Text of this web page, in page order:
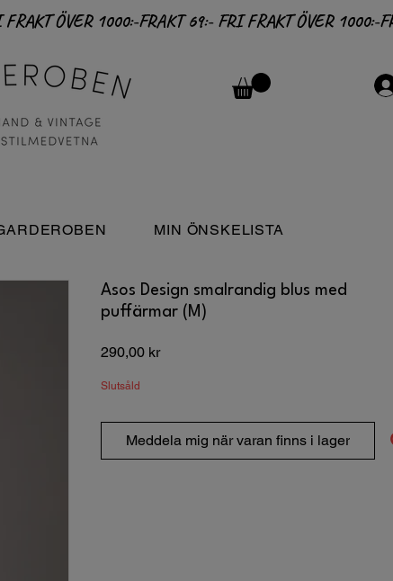
MIN ÖNSKELISTA
Asos Design smalrandig blus med
puffärmar (M)
290,00 krPris
Slutsåld
Meddela mig när varan finns i lager